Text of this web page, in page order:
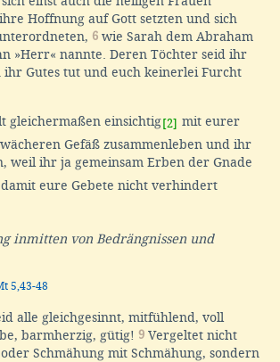
Hoffnung auf Gott setzten und sich
6 wie Sarah dem Abraham
»Herr« nannte. Deren Töchter seid ihr
ihr Gutes tut und euch keinerlei Furcht
gleichermaßen einsichtig [2] mit eurer
Gefäß zusammenleben und ihr
weil ihr ja gemeinsam Erben der Gnade
damit eure Gebete nicht verhindert
inmitten von Bedrängnissen und
5,43-48
alle gleichgesinnt, mitfühlend, voll
barmherzig, gütig! 9 Vergeltet nicht
oder Schmähung mit Schmähung, sondern